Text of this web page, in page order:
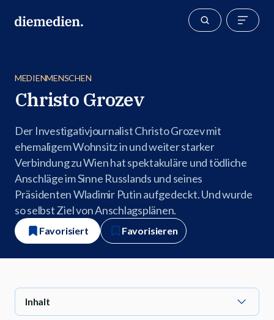
MEDIENMENSCHEN
Christo Grozev
Der Investigativjournalist Christo Grozev mit
ehemaligem Wohnsitz in und weiter starker
Verbindung zu Wien hat spektakuläre und tödliche
Anschläge im Sinne Russlands und seines
Präsidenten Wladimir Putin aufgedeckt. Und wurde
so selbst Ziel von Anschlagsplänen.
Favorisiert Favorisieren
Inhalt